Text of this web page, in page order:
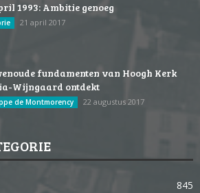
1993: Ambitie genoeg
21 april 2017
fundamenten van Hoogh Kerk
Wijngaard ontdekt
de Montmorency 22 augustus 2017
845